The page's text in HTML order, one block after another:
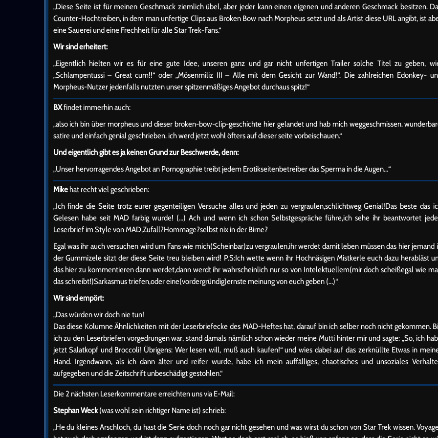
„Diese Seite ist für meinen Geschmack ziemlich übel, aber jeder kann einen eigenen und anderen Geschmack besitzen.
Counter-Hochtreiben, in dem man unfertige Clips aus Broken Bow nach Morpheus setzt und als Artist diese URL angibt, ist
eine Sauerei und eine Frechheit für alle Star Trek-Fans.“
Wir sind erheitert:
„Eigentlich hielten wir es für eine gute Idee, unseren ganz und gar nicht unfertigen Trailer solche Titel zu geben,
„Schlampentussi – Great cum!!“ oder „Mösenmiliz III – Alle mit dem Gesicht zur Wand!“. Die zahlreichen Edonkey-
Morpheus-Nutzer jedenfalls nutzten unser spitzenmäßiges Angebot durchaus spitz!“
BXfindet immerhin auch:
„also ich bin über morpheus und dieser broken-bow-clip-geschichte hier gelandet und hab mich weggeschmissen.
satire und einfach genial geschrieben. ich werd jetzt wohl öfters auf dieser seite vorbeischauen.“
Und eigentlich gibt es ja keinen Grund zur Beschwerde, denn:
„Unser hervorragendes Angebot an Pornographie treibt jedem Erotikseitenbetreiber das Sperma in die Augen…“
Mikehat recht viel geschrieben:
„Ich finde die Seite trotz eurer gegenteiligen Versuche alles und jeden zu vergraulen,schlichtweg Genial!Das beste das
Gelesen habe seit MAD farbig wurde! (…) Ach und wenn ich schon Selbstgespräche führe,ich sehe ihr beantwortet
Leserbrief im Style von MAD,Zufall?Hommage?selbst nix in der Birne?
Egal was ihr auch versuchen wird um Fans wie mich(Scheinbar)zu vergraulen,ihr werdet damit leben müssen das hier jemand
der Gummizele sitzt der diese Seite treu bleiben wird! P.S:Ich wette wenn ihr Hochnäsigen Mistkerle euch dazu herabläst
das hier zu kommentieren dann werdet,dann werdt ihr wahrscheinlich nur so von Intelektuellem(mir doch scheißegal wie
das schreibt!)Sarkasmus triefen,oder eine(vordergründig)ernste meinung von euch geben (…)“
Wir sind empört:
„Das würden wir doch nie tun!
Das diese Kolumne Ähnlichkeiten mit der Leserbriefecke des MAD-Heftes hat, darauf bin ich selber noch nicht gekommen.
ich zu den Leserbriefen vorgedrungen war, stand damals nämlich schon wieder meine Mutti hinter mir und sagte: „So, ich
jetzt Salatkopf und Broccoli! Übrigens: Wer lesen will, muß auch kaufen!“ und wies dabei auf das zerknüllte Etwas in
Hand. Irgendwann, als ich dann älter und reifer wurde, habe ich mein auffälliges, chaotisches und unsoziales
aufgegeben und die Zeitschrift unbeschädigt gestohlen.“
Die 2 nächsten Leserkommentare erreichten uns via E-Mail:
Stephan Weck(was wohl sein richtiger Name ist) schrieb:
„He du kleines Arschloch, du hast die Serie doch noch gar nicht gesehen und was wirst du schon von Star Trek wissen.